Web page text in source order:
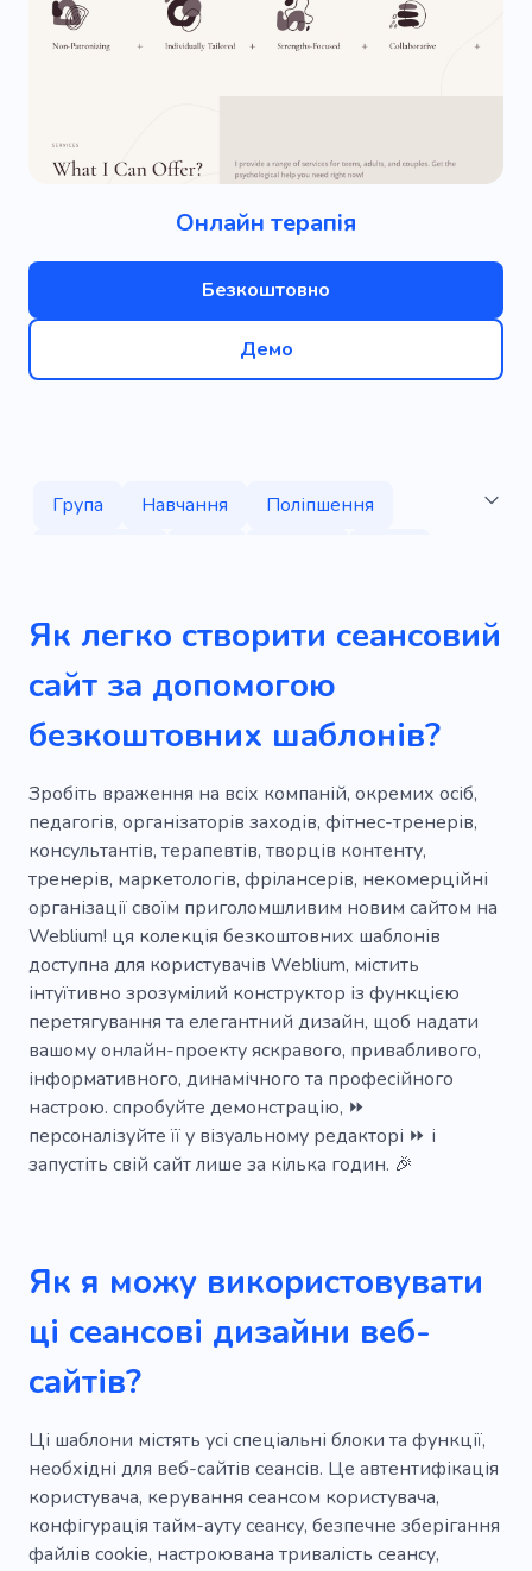
Онлайн терапія
Безкоштовно
Демо
Група Навчання
Поліпшення
Спосіб життя
Урок Спів
Діти
Дорослий
Музикант
Аудіорозповідь
Композитор
Автор пісень
Хвиля
Сила
Фізичний
Тренажерний зал
Проблема
Проблеми
Консультації
Психолог
Психотерапевт
Фахівець
Рішення
Допомога
Терапія
Психічне здоров'я
Симптоми
Самооцінка
Стрес
Відновлення
Консультація
Одяг
Консультант
Реабілітація
Спокійний
Психологія
Емоційний
Ліпідна панель
Профілактика
Виробник
Онлайн
Як легко створити сеансовий
сайт за допомогою
безкоштовних шаблонів?
Зробіть враження на всіх компаній, окремих осіб,
педагогів, організаторів заходів, фітнес-тренерів,
консультантів, терапевтів, творців контенту,
тренерів, маркетологів, фрілансерів, некомерційні
організації своїм приголомшливим новим сайтом на
Weblium! ця колекція безкоштовних шаблонів
доступна для користувачів Weblium, містить
інтуїтивно зрозумілий конструктор із функцією
перетягування та елегантний дизайн, щоб надати
вашому онлайн-проекту яскравого, привабливого,
інформативного, динамічного та професійного
настрою. спробуйте демонстрацію, ⏩
персоналізуйте її у візуальному редакторі ⏩ і
запустіть свій сайт лише за кілька годин. 🎉
Як я можу використовувати
ці сеансові дизайни веб-
сайтів?
Ці шаблони містять усі спеціальні блоки та функції,
необхідні для веб-сайтів сеансів. Це автентифікація
користувача, керування сеансом користувача,
конфігурація тайм-ауту сеансу, безпечне зберігання
файлів cookie, настроювана тривалість сеансу,